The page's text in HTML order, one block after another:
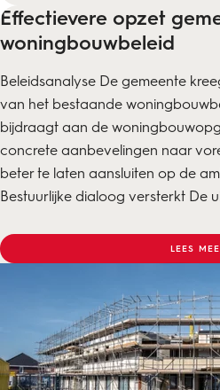
Effectievere opzet
woningbouwbeleid
Beleidsanalyse De gemeente
van het bestaande
bijdraagt aan de
concrete aanbevelingen naar
beter te laten aansluiten op de
Bestuurlijke dialoog versterkt De
LEES